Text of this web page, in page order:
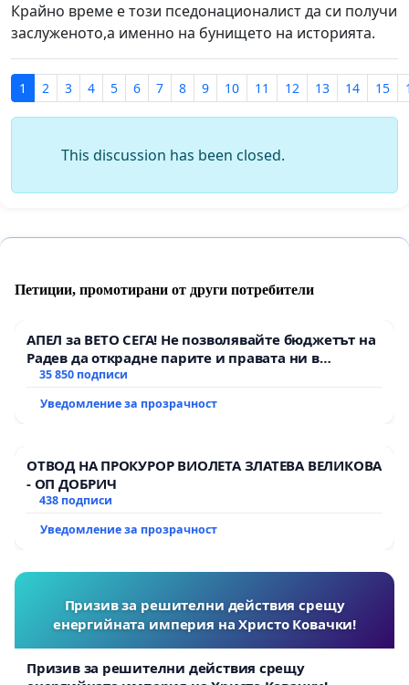
Крайно време е този пседонационалист да си получи
заслуженото,а именно на бунището на историята.
1 2 3 4 5 6 7 8 9 10 11 12 13 14 15
This discussion has been closed.
Петиции, промотирани от други потребители
АПЕЛ за ВЕТО СЕГА! Не позволявайте бюджетът на
Радев да открадне парите и правата ни в
тъмното
35 850 подписи
Уведомление за прозрачност
ОТВОД НА ПРОКУРОР ВИОЛЕТА ЗЛАТЕВА ВЕЛИКОВА
- ОП ДОБРИЧ
438 подписи
Уведомление за прозрачност
Призив за решителни действия срещу
енергийната империя на Христо Ковачки!
Призив за решителни действия срещу